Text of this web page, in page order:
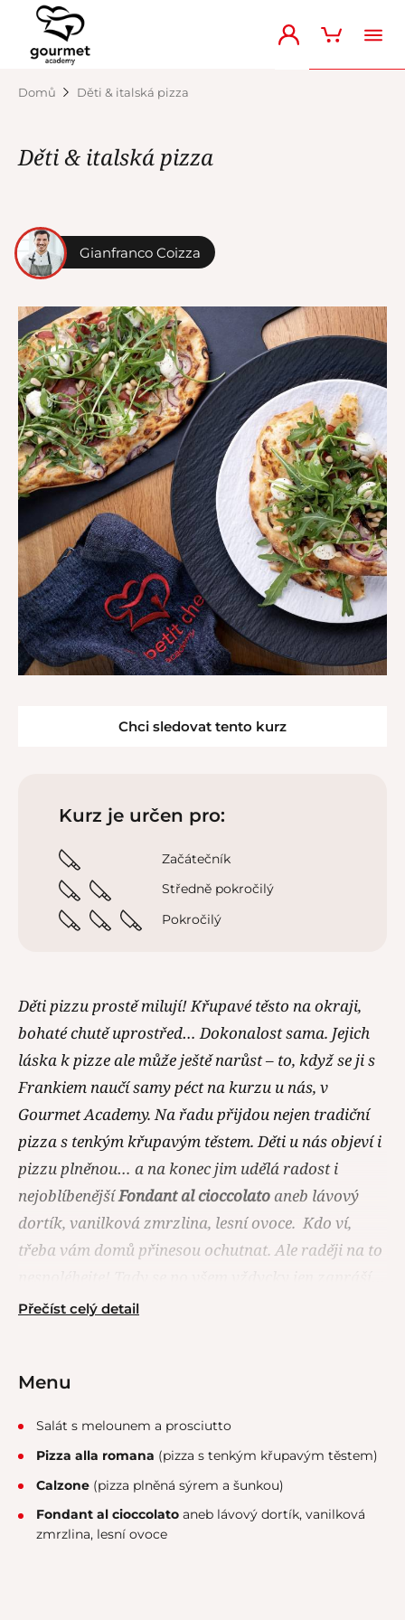
Domů Děti & italská pizza
Děti & italská pizza
Gianfranco Coizza
Chci sledovat tento kurz
Kurz je určen pro:
Začátečník
Středně pokročilý
Pokročilý
Děti pizzu prostě milují! Křupavé těsto na okraji,
bohaté chutě uprostřed… Dokonalost sama. Jejich
láska k pizze ale může ještě narůst – to, když se ji s
Frankiem naučí samy péct na kurzu u nás, v
Gourmet Academy. Na řadu přijdou nejen tradiční
pizza s tenkým křupavým těstem. Děti u nás objeví i
pizzu plněnou… a na konec jim udělá radost i
nejoblíbenějšíFondant al cioccolatoaneb lávový
dortík, vanilková zmrzlina, lesní ovoce. Kdo ví,
třeba vám domů přinesou ochutnat. Ale raději na to
Přečíst celý detail
Menu
Salát s melounem a prosciutto
Pizza alla romana (pizza s tenkým křupavým těstem)
Calzone (pizza plněná sýrem a šunkou)
Fondant al cioccolato aneb lávový dortík, vanilková
zmrzlina, lesní ovoce